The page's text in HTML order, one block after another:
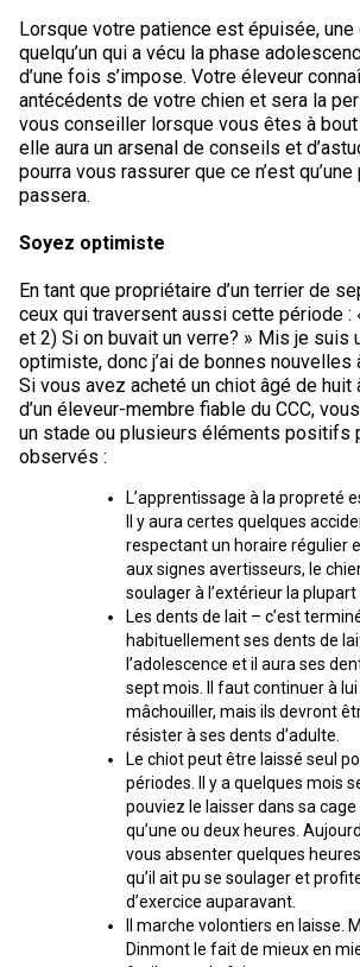
Laika de lakoutie
Lorsque votre patience est épuisée,
quelqu’un qui a vécu la phase
d’une fois s’impose. Votre éleveur
antécédents de votre chien et sera la
vous conseiller lorsque vous êtes à
elle aura un arsenal de conseils et
pourra vous rassurer que ce n’est
passera.
Soyez optimiste
En tant que propriétaire d’un terrier de
ceux qui traversent aussi cette période :
et 2) Si on buvait un verre? » Mis je suis
optimiste, donc j’ai de bonnes nouvelles
Si vous avez acheté un chiot âgé de huit
d’un éleveur-membre fiable du CCC,
un stade ou plusieurs éléments positifs
observés :
L’apprentissage à la propreté
Il y aura certes quelques
respectant un horaire régulier
aux signes avertisseurs, le
soulager à l’extérieur la
Les dents de lait – c’est
habituellement ses dents de
l’adolescence et il aura ses
sept mois. Il faut continuer à
mâchouiller, mais ils devront
résister à ses dents d’adulte.
Le chiot peut être laissé seul
périodes. Il y a quelques mois
pouviez le laisser dans sa
qu’une ou deux heures.
vous absenter quelques
qu’il ait pu se soulager et
d’exercice auparavant.
Il marche volontiers en laisse.
Dinmont le fait de mieux en